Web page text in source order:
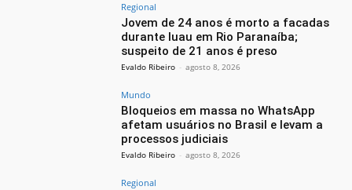
Regional
Jovem de 24 anos é morto a facadas
durante luau em Rio Paranaíba;
suspeito de 21 anos é preso
Evaldo Ribeiro - agosto 8, 2026
Mundo
Bloqueios em massa no WhatsApp
afetam usuários no Brasil e levam a
processos judiciais
Evaldo Ribeiro - agosto 8, 2026
Regional